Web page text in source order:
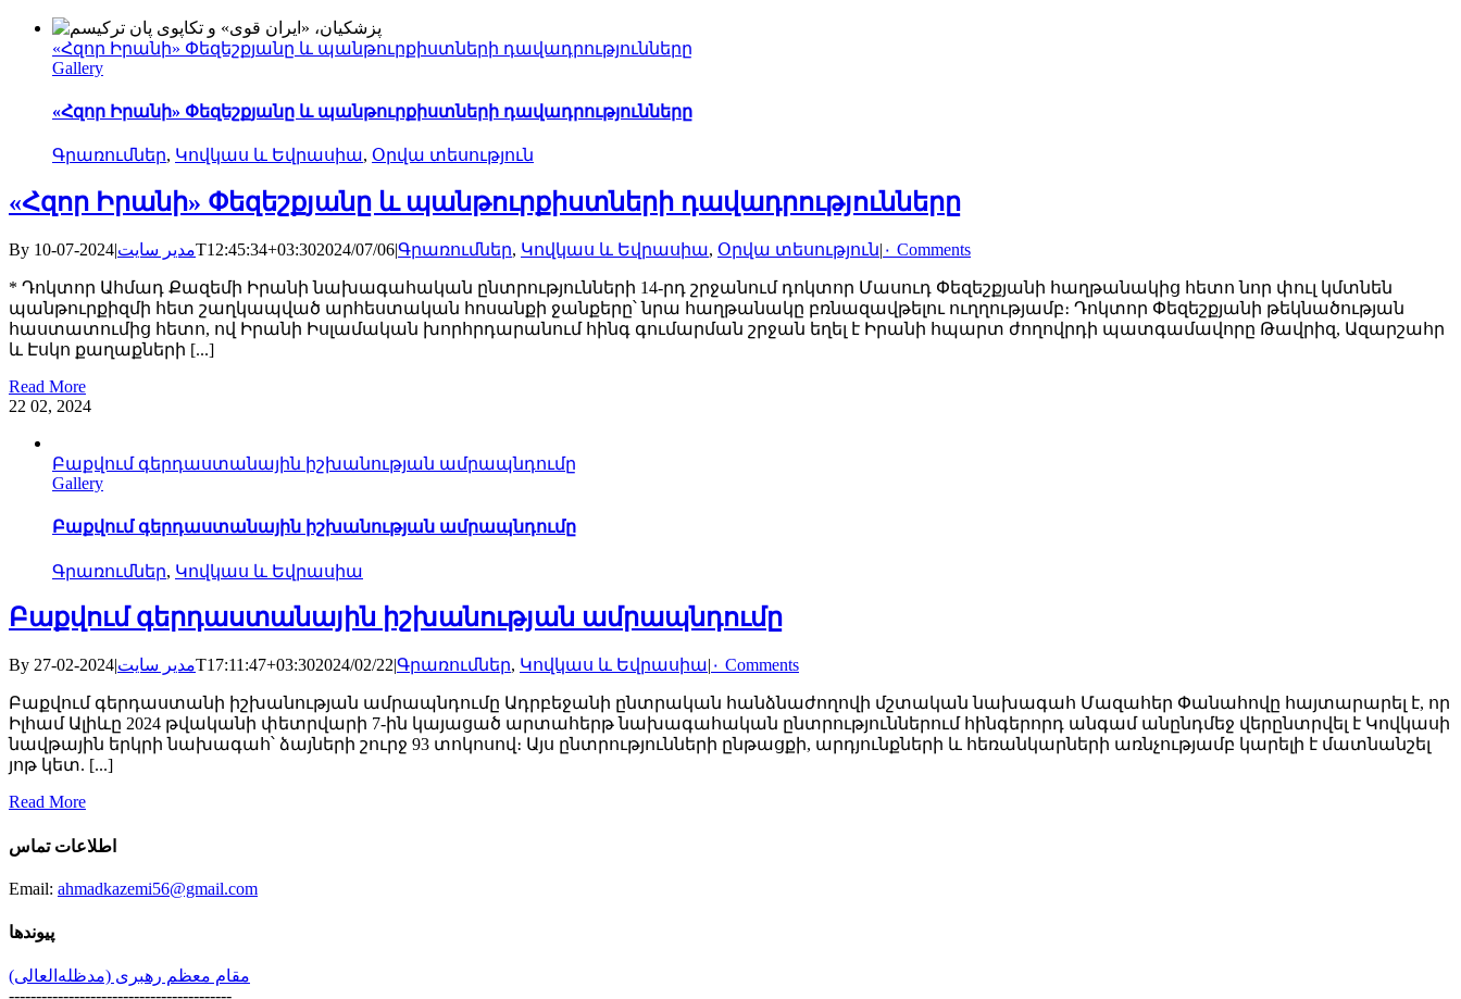
«Հզոր Իրանի» Փեզեշքյանը և պանթուրքիստների դավադրությունները
Gallery
«Հզոր Իրանի» Փեզեշքյանը և պանթուրքիստների դավադրությունները
Գրառումներ, Կովկաս և Եվրասիա, Օրվա տեսություն
«Հզոր Իրանի» Փեզեշքյանը և պանթուրքիստների դավադրությունները
By مدیر سایت| 2024-07-10T12:45:34+03:302024/07/06|Գրառումներ, Կովկաս և Եվրասիա, Օրվա տեսություն| ۰ Comments
* Դոկտոր Ահմադ Քազեմի Իրանի նախագահական ընտրությունների 14-րդ շրջանում դոկտոր Մասուդ Փեզեշքյանի հաղթանակից հետո նոր փուլ կմտնեն
պանթուրքիզմի հետ շաղկապված արհեստական հոսանքի ջանքերը՝ նրա հաղթանակը բռնազավթելու ուղղությամբ։ Դոկտոր Փեզեշքյանի թեկնածության
հաստատումից հետո, ով Իրանի Իսլամական խորհրդարանում հինգ գումարման շրջան եղել է Իրանի հպարտ ժողովրդի պատգամավորը Թավրիզ, Ազարշահր
և Էսկո քաղաքների [...]
Read More
22 02, 2024
Բաքվում գերդաստանային իշխանության ամրապնդումը
Gallery
Բաքվում գերդաստանային իշխանության ամրապնդումը
Գրառումներ, Կովկաս և Եվրասիա
Բաքվում գերդաստանային իշխանության ամրապնդումը
By مدیر سایت| 2024-02-27T17:11:47+03:302024/02/22|Գրառումներ, Կովկաս և Եվրասիա| ۰ Comments
Բաքվում գերդաստանի իշխանության ամրապնդումը Ադրբեջանի ընտրական հանձնաժողովի մշտական նախագահ Մազահեր Փանահովը հայտարարել է, որ
Իլհամ Ալիևը 2024 թվականի փետրվարի 7-ին կայացած արտահերթ նախագահական ընտրություններում հինգերորդ անգամ անընդմեջ վերընտրվել է Կովկասի
նավթային երկրի նախագահ՝ ձայների շուրջ 93 տոկոսով։ Այս ընտրությունների ընթացքի, արդյունքների և հեռանկարների առնչությամբ կարելի է մատնանշել
յոթ կետ. [...]
Read More
اطلاعات تماس
Email: ahmadkazemi56@gmail.com
پیوندها
مقام معظم رهبری (مد‌ظله‌العالی)